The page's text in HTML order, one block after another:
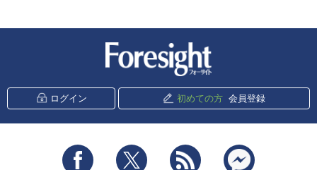
ログイン 初めての方 会員登録
Facebook Twitter RSS